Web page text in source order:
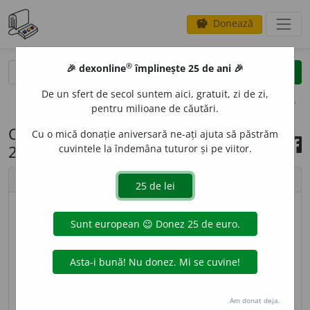
savings Donează
opțiuni
Cuvântul zilei, 30 septembrie
2022
© imagine
(de la numele fizicianului suedez Rolf
Sievert, 1896-1966), în Sistemul internațional de
🎉 dexonline® împlinește 25 de ani 🎉
De un sfert de secol suntem aici, gratuit, zi de zi,
pentru milioane de căutări.
Cu o mică donație aniversară ne-ați ajuta să păstrăm
cuvintele la îndemâna tuturor și pe viitor.
Am donat deja.